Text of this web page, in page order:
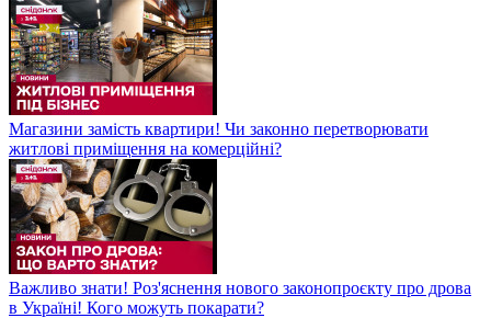
Магазини замість квартири! Чи законно перетворювати
житлові приміщення на комерційні?
Важливо знати! Роз'яснення нового законопроєкту про дрова
в Україні! Кого можуть покарати?